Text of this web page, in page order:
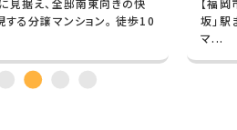
見据え、全邸南東向きの快
る分譲マンション。 徒歩10
【福
坂」
マ...